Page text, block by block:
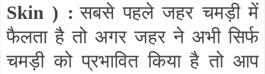
Skin ) : सबसे पहले जहर चमड़ी में
फैलता है तो अगर जहर ने अभी सिर्फ
चमड़ी को प्रभावित किया है तो आप